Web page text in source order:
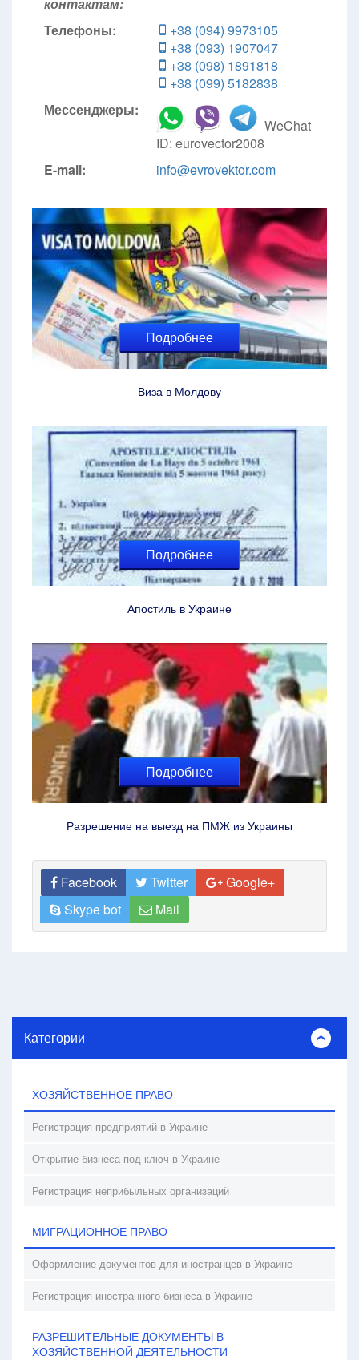
Телефоны:
+38 (094) 9973105
+38 (093) 1907047
+38 (098) 1891818
+38 (099) 5182838
Мессенджеры:
WeChat
ID: eurovector2008
E-mail:
info@evrovektor.com
Подробнее
Виза в Молдову
Подробнее
Апостиль в Украине
Подробнее
Разрешение на выезд на ПМЖ из Украины
Facebook Twitter
Google+
Skype bot
Mail
Категории
ХОЗЯЙСТВЕННОЕ ПРАВО
Регистрация предприятий в Украине
Открытие бизнеса под ключ в Украине
Регистрация неприбыльных организаций
МИГРАЦИОННОЕ ПРАВО
Оформление документов для иностранцев в Украине
Регистрация иностранного бизнеса в Украине
РАЗРЕШИТЕЛЬНЫЕ ДОКУМЕНТЫ В
ХОЗЯЙСТВЕННОЙ ДЕЯТЕЛЬНОСТИ